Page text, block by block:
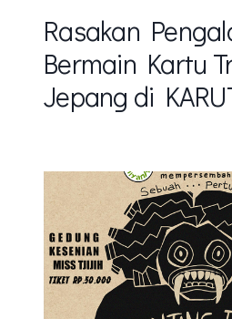
Rasakan
Bermain Kartu
Jepang di